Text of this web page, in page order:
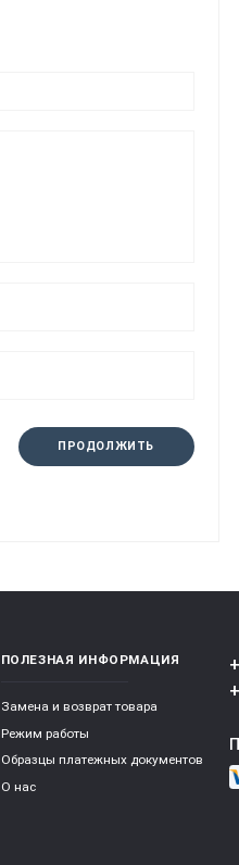
ПРОДОЛЖИТЬ
ПОЛЕЗНАЯ ИНФОРМАЦИЯ
Замена и возврат товара
Режим работы
Образцы платежных документов
О нас